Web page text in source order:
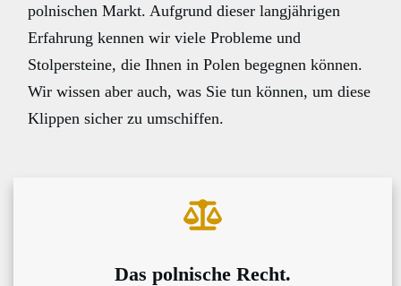
polnischen Markt. Aufgrund dieser langjährigen
Erfahrung kennen wir viele Probleme und
Stolpersteine, die Ihnen in Polen begegnen können.
Wir wissen aber auch, was Sie tun können, um diese
Klippen sicher zu umschiffen.
Das polnische Recht.